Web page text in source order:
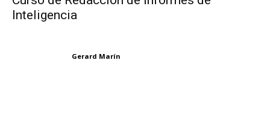
Inteligencia
Gerard Marín